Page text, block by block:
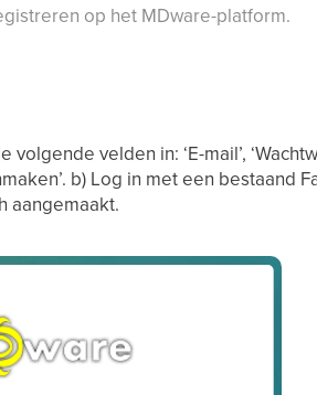
op het MDware-platform.
velden in: ‘E-mail’,
b) Log in met een bestaand
aangemaakt.